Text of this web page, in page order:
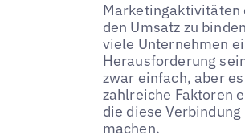
Marketingaktivitäten
den Umsatz zu
viele Unternehmen
Herausforderung
zwar einfach, aber
zahlreiche Faktoren
die diese
machen.